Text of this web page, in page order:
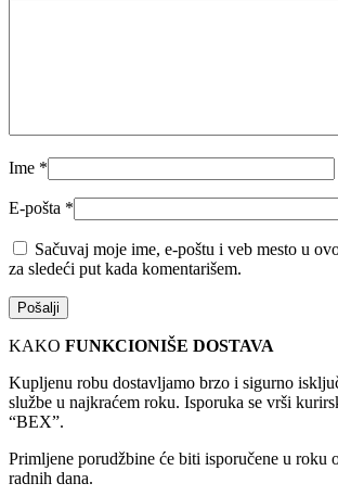
Ime *
E-pošta *
Sačuvaj moje ime, e-poštu i veb mesto u
za sledeći put kada komentarišem.
KAKO FUNKCIONIŠE DOSTAVA
Kupljenu robu dostavljamo brzo i sigurno
službe u najkraćem roku. Isporuka se vrši
“BEX”.
Primljene porudžbine će biti isporučene u roku
radnih dana.